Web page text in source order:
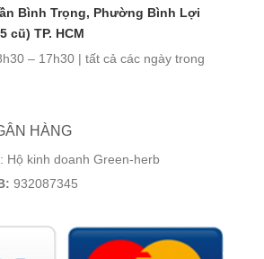
Bình Trọng, Phường Bình Lợi
cũ) TP. HCM
– 17h30 | tất cả các ngày trong
HÀNG
Hộ kinh doanh Green-herb
932087345